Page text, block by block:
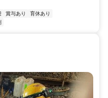
賞与あり
育休あり